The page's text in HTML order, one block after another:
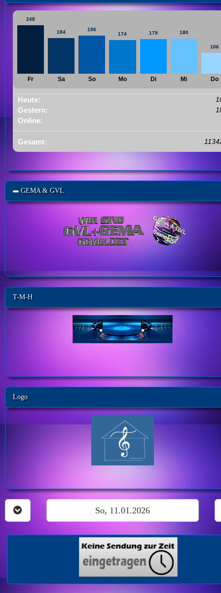
248
Fr
184
Sa
196
So
174
Mo
179
Di
180
Mi
106
Do
Heute:
Gestern:
Online:
Gesamt:
GEMA & GVL
T-M-H
Logo
So, 11.01.2026